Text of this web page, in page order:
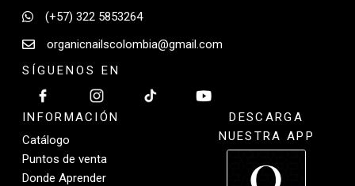
(+57) 322 5853264
organicnailscolombia@gmail.com
SÍGUENOS EN
INFORMACIÓN
Catálogo
Puntos de venta
Donde Aprender
DESCARGA
NUESTRA APP